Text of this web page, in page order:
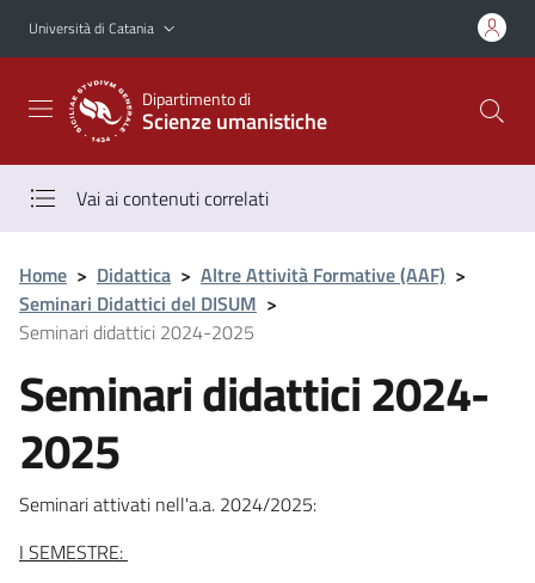
Vai al contenuto principale
Vai al menu di navigazione
Università di Catania
Dipartimento di
Scienze umanistiche
Vai ai contenuti correlati
Home > Didattica > Altre Attività Formative (AAF) >
Seminari Didattici del DISUM >
Seminari didattici 2024-2025
Seminari didattici 2024-
2025
Seminari attivati nell'a.a. 2024/2025:
I SEMESTRE: